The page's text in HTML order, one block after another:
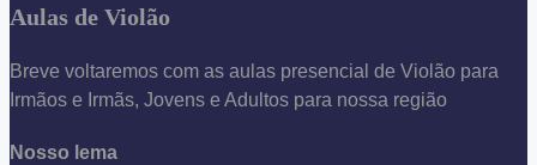
Aulas de Violão
Breve voltaremos com as aulas presencial de Violão para
Irmãos e Irmãs, Jovens e Adultos para nossa região
Nosso lema